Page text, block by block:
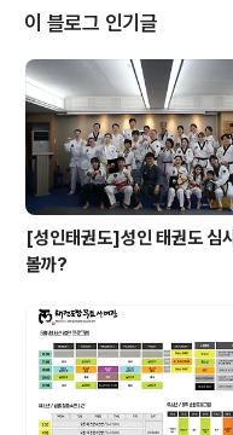
기 때문에 리허설에 문제는 없었습
설 시작 ! 실제로 무대에 서보니 변
있어 입장부터 변경하고 1시간 정
이들과 함께 축제를 즐기며 대기를
되어 슬슬 준비를 하고 축제인 만
를 즐겨보려고 합니다~! 드디어 ..
이 블로그 인기글
[성인태권도]성인 태권도 심
볼까?